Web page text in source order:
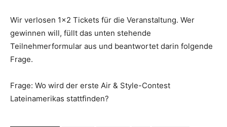
Wir verlosen 1×2 Tickets für die Veranstaltung. Wer
gewinnen will, füllt das unten stehende
Teilnehmerformular aus und beantwortet darin folgende
Frage.
Frage: Wo wird der erste Air & Style-Contest
Lateinamerikas stattfinden?